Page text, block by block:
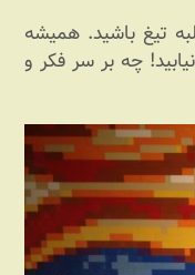
تیغ باشید. همیشه
چه بر سر فکر و